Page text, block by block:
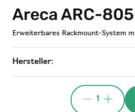
Areca ARC-
Erweiterbares Rackmount-System
Hersteller:
1